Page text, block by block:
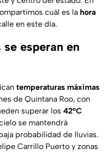
cuál es la hora
en este día.
esperan en
temperaturas máximas
de Quintana Roo, con
superar los 42°C
se mantendrá
probabilidad de lluvias.
Carrillo Puerto y zonas